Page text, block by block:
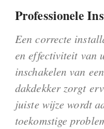
Professionele
Een correcte
en effectiviteit van
inschakelen van
dakdekker zorgt
juiste wijze wordt
toekomstige